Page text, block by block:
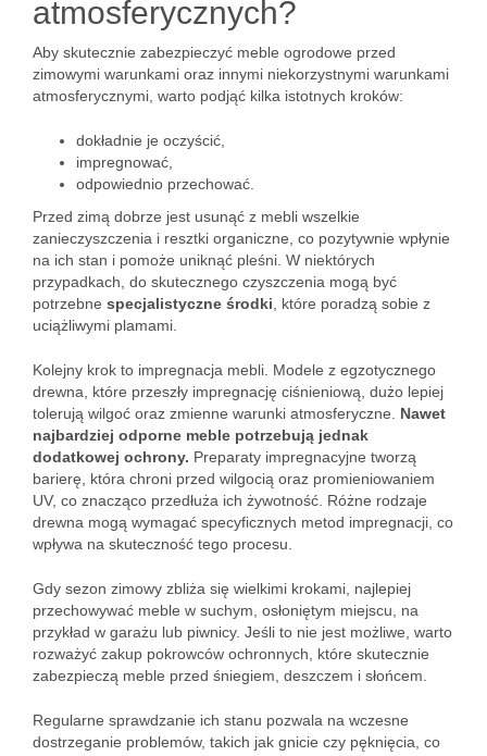
atmosferycznych?
Aby skutecznie zabezpieczyć meble ogrodowe przed
zimowymi warunkami oraz innymi niekorzystnymi warunkami
atmosferycznymi, warto podjąć kilka istotnych kroków:
dokładnie je oczyścić,
impregnować,
odpowiednio przechować.
Przed zimą dobrze jest usunąć z mebli wszelkie
zanieczyszczenia i resztki organiczne, co pozytywnie wpłynie
na ich stan i pomoże uniknąć pleśni. W niektórych
przypadkach, do skutecznego czyszczenia mogą być
potrzebne specjalistyczne środki , które poradzą sobie z
uciążliwymi plamami.
Kolejny krok to impregnacja mebli. Modele z egzotycznego
drewna, które przeszły impregnację ciśnieniową, dużo lepiej
tolerują wilgoć oraz zmienne warunki atmosferyczne. Nawet
najbardziej odporne meble potrzebują jednak
dodatkowej ochrony. Preparaty impregnacyjne tworzą
barierę, która chroni przed wilgocią oraz promieniowaniem
UV, co znacząco przedłuża ich żywotność. Różne rodzaje
drewna mogą wymagać specyficznych metod impregnacji, co
wpływa na skuteczność tego procesu.
Gdy sezon zimowy zbliża się wielkimi krokami, najlepiej
przechowywać meble w suchym, osłoniętym miejscu, na
przykład w garażu lub piwnicy. Jeśli to nie jest możliwe, warto
rozważyć zakup pokrowców ochronnych, które skutecznie
zabezpieczą meble przed śniegiem, deszczem i słońcem.
Regularne sprawdzanie ich stanu pozwala na wczesne
dostrzeganie problemów, takich jak gnicie czy pęknięcia, co